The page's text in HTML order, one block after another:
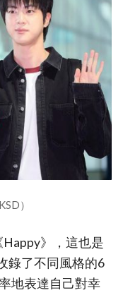
）
》，這也是
錄了不同風格的6
地表達自己對幸